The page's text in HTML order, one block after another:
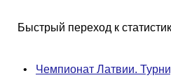
Быстрый переход к
• Чемпионат Латвии.